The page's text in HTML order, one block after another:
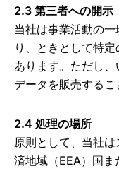
2.3 第三者への開示
当社は事業活動の
り、ときとして特
あります。ただし
データを販売するこ
2.4 処理の場所
原則として、当社
済地域（EEA）国